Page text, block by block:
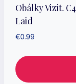
Obálky Vizit.
Laid
€0.99